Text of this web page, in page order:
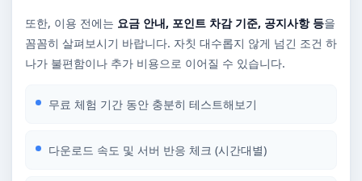
또한, 이용 전에는 요금 안내, 포인트 차감 기준, 공지사항 등을
꼼꼼히 살펴보시기 바랍니다. 자칫 대수롭지 않게 넘긴 조건 하
나가 불편함이나 추가 비용으로 이어질 수 있습니다.
무료 체험 기간 동안 충분히 테스트해보기
다운로드 속도 및 서버 반응 체크 (시간대별)